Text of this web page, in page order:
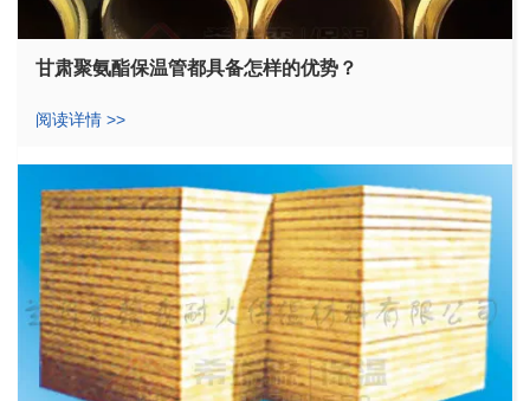
甘肃聚氨酯保温管都具备怎样的优势？
阅读详情 >>